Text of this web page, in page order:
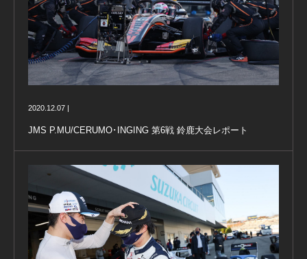
2020.12.07 |
JMS P.MU/CERUMO･INGING 第6戦 鈴鹿大会レポート